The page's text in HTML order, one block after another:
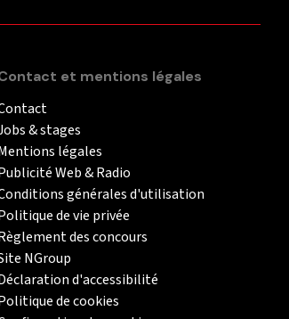
et mentions légales
& stages
légales
Web & Radio
générales d'utilisation
de vie privée
des concours
NGroup
d'accessibilité
de cookies